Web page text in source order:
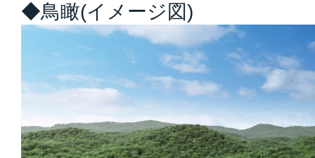
◆鳥瞰(イメージ図)